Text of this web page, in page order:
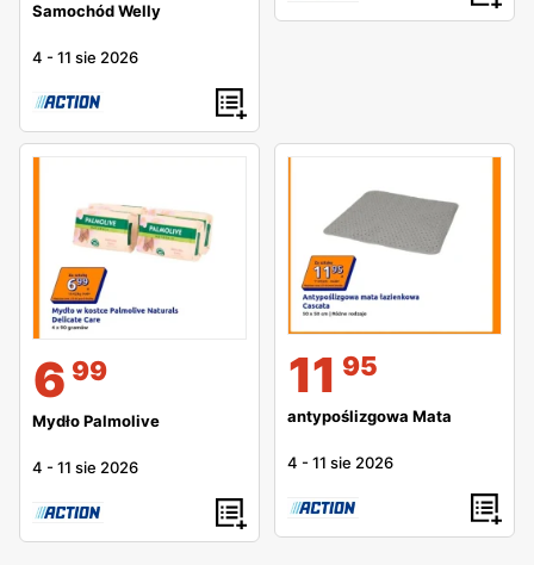
Samochód Welly
4 -11 sie 2026
6 99
Mydło Palmolive
4 -11 sie 2026
11 95
antypoślizgowa Mata
4 -11 sie 2026